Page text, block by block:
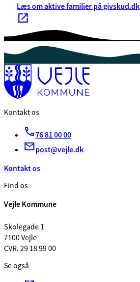
Læs om aktive familier på givskud.dk
Kontakt os
76 81 00 00
post@vejle.dk
Kontakt os
Find os
Vejle Kommune
Skolegade 1
7100 Vejle
CVR. 29 18 99 00
Se også